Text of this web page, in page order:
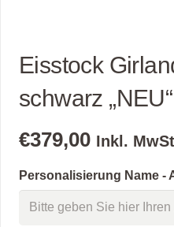
Eisstock
schwarz „NEU“
€379,00 Inkl. MwSt
Personalisierung Name -